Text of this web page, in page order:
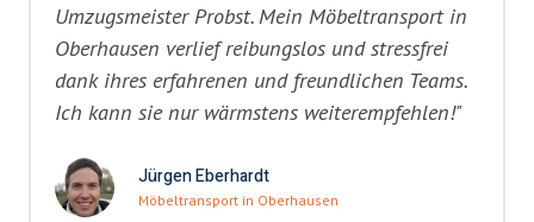
Umzugsmeister Probst. Mein Möbeltransport in
Oberhausen verlief reibungslos und stressfrei
dank ihres erfahrenen und freundlichen Teams.
Ich kann sie nur wärmstens weiterempfehlen!"
Jürgen Eberhardt
Möbeltransport in Oberhausen